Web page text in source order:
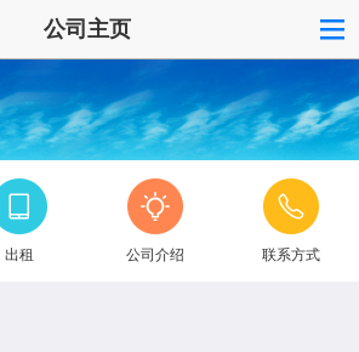
公司主页
出租 公司介绍 联系方式